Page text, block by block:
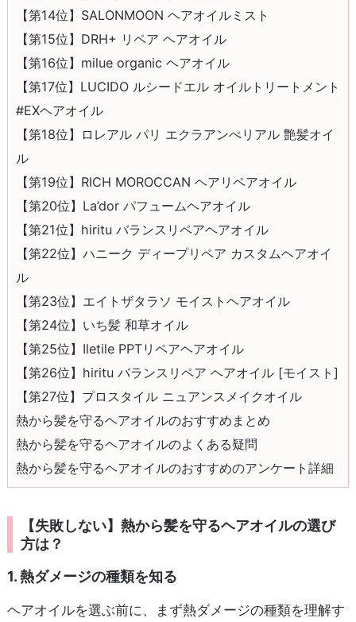
【第14位】SALONMOON ヘアオイルミスト
【第15位】DRH+ リペア ヘアオイル
【第16位】milue organic ヘアオイル
【第17位】LUCIDO ルシードエル オイルトリートメント
#EXヘアオイル
【第18位】ロレアル パリ エクラアンぺリアル 艶髪オイ
ル
【第19位】RICH MOROCCAN ヘアリペアオイル
【第20位】La’dor パフュームヘアオイル
【第21位】hiritu バランスリペアヘアオイル
【第22位】ハニーク ディープリペア カスタムヘアオイ
ル
【第23位】エイトザタラソ モイストヘアオイル
【第24位】いち髪 和草オイル
【第25位】Iletile PPTリペアヘアオイル
【第26位】hiritu バランスリペア ヘアオイル [モイスト]
【第27位】プロスタイル ニュアンスメイクオイル
熱から髪を守るヘアオイルのおすすめまとめ
熱から髪を守るヘアオイルのよくある疑問
熱から髪を守るヘアオイルのおすすめのアンケート詳細
【失敗しない】熱から髪を守るヘアオイルの選び
方は？
1. 熱ダメージの種類を知る
ヘアオイルを選ぶ前に、まず熱ダメージの種類を理解す